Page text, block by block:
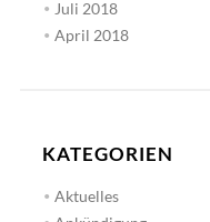
Juli 2018
April 2018
KATEGORIEN
Aktuelles